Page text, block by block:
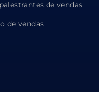
de vendas
de vendas